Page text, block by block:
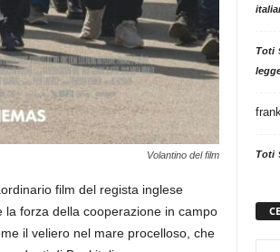
Volantino del film
film del regista inglese
forza della cooperazione in campo
il veliero nel mare procelloso, che
Toti
Toti